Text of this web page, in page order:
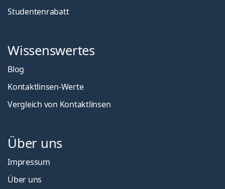
Studentenrabatt
Wissenswertes
Blog
Kontaktlinsen-Werte
Vergleich von Kontaktlinsen
Über uns
Impressum
Über uns